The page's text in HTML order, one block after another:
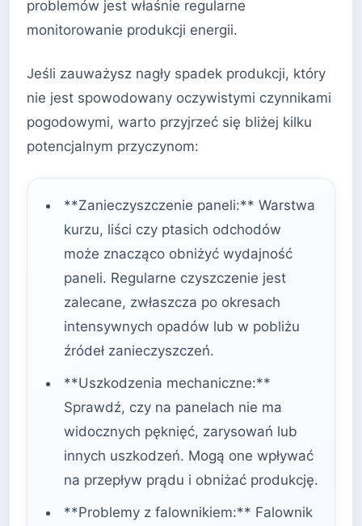
problemów jest właśnie regularne
monitorowanie produkcji energii.
Jeśli zauważysz nagły spadek produkcji, który
nie jest spowodowany oczywistymi czynnikami
pogodowymi, warto przyjrzeć się bliżej kilku
potencjalnym przyczynom:
**Zanieczyszczenie paneli:** Warstwa
kurzu, liści czy ptasich odchodów
może znacząco obniżyć wydajność
paneli. Regularne czyszczenie jest
zalecane, zwłaszcza po okresach
intensywnych opadów lub w pobliżu
źródeł zanieczyszczeń.
**Uszkodzenia mechaniczne:**
Sprawdź, czy na panelach nie ma
widocznych pęknięć, zarysowań lub
innych uszkodzeń. Mogą one wpływać
na przepływ prądu i obniżać produkcję.
**Problemy z falownikiem:** Falownik